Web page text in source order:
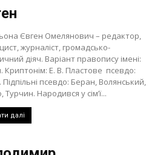
Євген Омелянович – редактор,
журналіст, громадсько-
діяч. Варіант правопису імені:
Криптонім: Е. В. Пластове псевдо:
Підпільні псевдо: Беран, Волянський,
Турчин. Народився у сім’ї...
далі